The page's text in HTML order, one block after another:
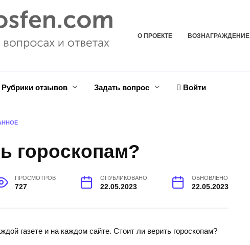
О ПРОЕКТЕ ВОЗНАГРАЖДЕНИЕ
Рубрики отзывов Задать вопрос Войти
гороскопам?
ПРОСМОТРОВ
727
ОПУБЛИКОВАНО
22.05.2023
ОБНОВЛЕНО
22.05.2023
газете и на каждом сайте. Стоит ли верить гороскопам?